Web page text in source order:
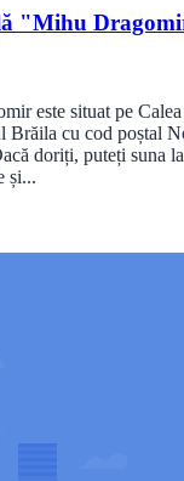
"Mihu
este situat pe
cu cod poștal
doriți, puteți suna
și...